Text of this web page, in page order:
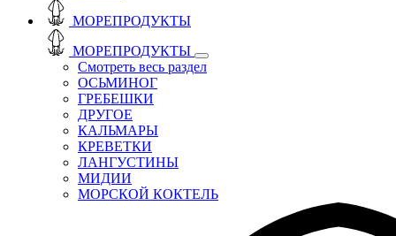
МОРЕПРОДУКТЫ
МОРЕПРОДУКТЫ
Смотреть весь раздел
ОСЬМИНОГ
ГРЕБЕШКИ
ДРУГОЕ
КАЛЬМАРЫ
КРЕВЕТКИ
ЛАНГУСТИНЫ
МИДИИ
МОРСКОЙ КОКТЕЛЬ